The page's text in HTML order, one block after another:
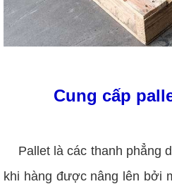
Cung cấp
Pallet là các thanh phẳng
khi hàng được nâng lên bởi